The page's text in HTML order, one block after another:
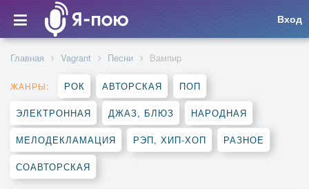
Вход
Главная Vagrant Песни Вампир
ЖАНРЫ: РОК АВТОРСКАЯ ПОП
ЭЛЕКТРОННАЯ ДЖАЗ, БЛЮЗ НАРОДНАЯ
МЕЛОДЕКЛАМАЦИЯ РЭП, ХИП-ХОП РАЗНОЕ
СОАВТОРСКАЯ